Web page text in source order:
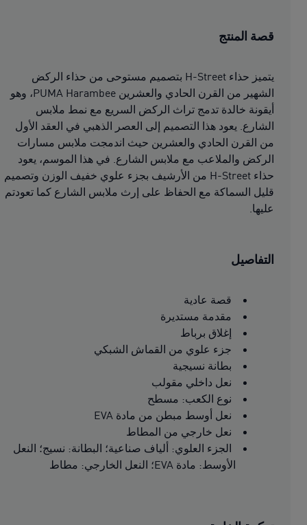
قصة المنتج
يتميز حذاء H-Street بتصميم مستوحى من حذاء الركض
الشهير من القرن الحادي والعشرين PUMA Harambee، وهو
أيقونة خالدة تدمج تراث الركض السريع مع نمط ملابس
الشارع. يعود هذا التصميم إلى العصر الذهبي في العقد الأول
من القرن الحادي والعشرين حيث اندمجت ملابس مسارات
الركض والملاعب مع ملابس الشارع. في هذا الموسم، يعود
حذاء H-Street من الأرشيف بجزء علوي خفيف الوزن وتصميم
قليل السماكة مع الحفاظ على إرث ملابس الشارع كما تعودتم
عليها.
التفاصيل
قصة عادية
مقدمة مستديرة
إغلاق برباط
جزء علوي من القماش الشبكي
بطانة نسيجية
نعل داخلي مقولب
نوع الكعب: مسطح
نعل أوسط مبطن من مادة EVA
نعل خارجي من المطاط
الجزء العلوي: ألياف صناعية؛ البطانة: نسيج؛ النعل
الأوسط: مادة EVA؛ النعل الخارجي: مطاط